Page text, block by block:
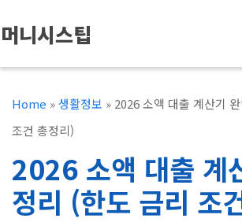
텐
츠
머니시스팁
Home »생활정보 » 2026 소액 대출 계산기
조건 총정리)
2026 소액 대출 계
정리 (한도 금리 조